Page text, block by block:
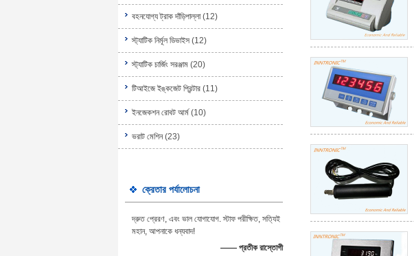
বহনযোগ্য ট্রাক দাঁড়িপাল্লা (12)
স্ট্যাটিক নির্মূল ডিভাইস (12)
স্ট্যাটিক চার্জিং সরঞ্জাম (20)
টিআইজে ইঙ্কজেট প্রিন্টার (11)
ইনজেকশন রোবট আর্ম (10)
ভরাট মেশিন (23)
ক্রেতার পর্যালোচনা
দ্রুত প্রেরণ, এবং ভাল যোগাযোগ. স্টাফ পরীক্ষিত, সত্যিই
মহান, আপনাকে ধন্যবাদ!
—— প্রতীক রাস্তোগী